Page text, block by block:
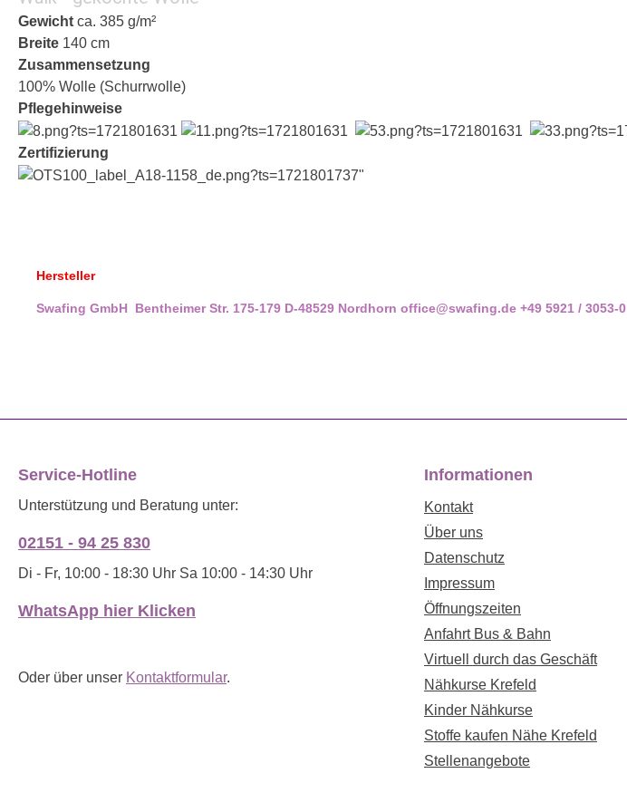
Gewicht ca. 385 g/m²
Breite 140 cm
Zusammensetzung
100% Wolle (Schurrwolle)
Pflegehinweise
Zertifizierung
Hersteller
Swafing GmbH Bentheimer Str. 175-179 D-48529 Nordhorn office@swafing.de +49 5921 / 3053-0
Service-Hotline
Unterstützung und Beratung unter:
02151 - 94 25 830
Di - Fr, 10:00 - 18:30 Uhr Sa 10:00 - 14:30 Uhr
WhatsApp hier Klicken
Oder über unser Kontaktformular.
Informationen
Kontakt
Über uns
Datenschutz
Impressum
Öffnungszeiten
Anfahrt Bus & Bahn
Virtuell durch das Geschäft
Nähkurse Krefeld
Kinder Nähkurse
Stoffe kaufen Nähe Krefeld
Stellenangebote